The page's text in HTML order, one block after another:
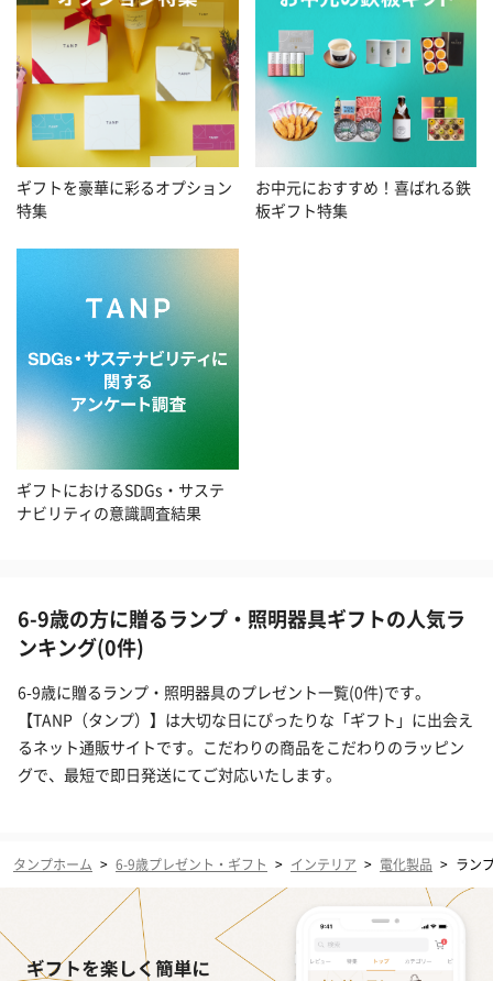
ギフトを豪華に彩るオプション
特集
お中元におすすめ！喜ばれる鉄
板ギフト特集
ギフトにおけるSDGs・サステ
ナビリティの意識調査結果
6-9歳の方に贈るランプ・照明器具ギフトの人気ラ
ンキング(0件)
6-9歳に贈るランプ・照明器具のプレゼント一覧(0件)です。
【TANP（タンプ）】は大切な日にぴったりな「ギフト」に出会え
るネット通販サイトです。こだわりの商品をこだわりのラッピン
グで、最短で即日発送にてご対応いたします。
タンプホーム > 6-9歳プレゼント・ギフト > インテリア > 電化製品 > ラン